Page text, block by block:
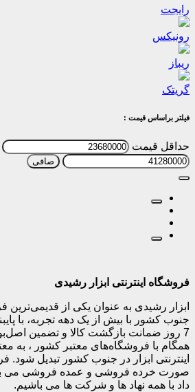
رایجت
رونیکس
ریباز
گریتک
فیلتر براساس قیمت :
حداقل قیمت
صافی
فروشگاه اینترنتی ابزار رشیدی
ابزار رشیدی به عنوان یکی از قدیمی‌ترین
جنوب کشور با بیش از یک دهه تجربه، با
7 روز ضمانت بازگشت کالا و تضمین
همگام با فروشگاه‌های معتبر کشور ، به
اینترنتی ابزار در جنوب کشور تبدیل شود.
صورت خرده فروشی و عمده فروشی می
داد با همه نهاد ها و شرکت ها می باشیم.